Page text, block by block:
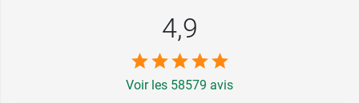
4,9
Voir les 58579 avis